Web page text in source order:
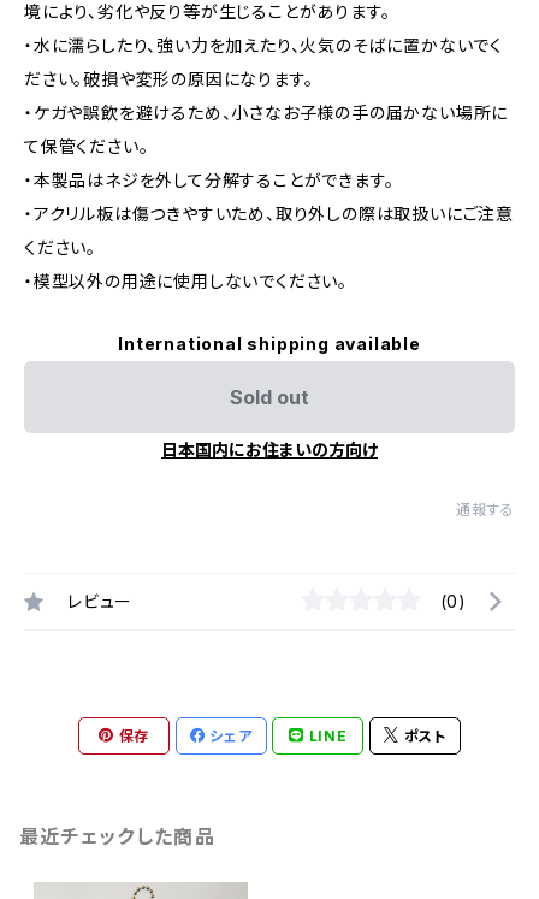
境により、劣化や反り等が生じることがあります。
・水に濡らしたり、強い力を加えたり、火気のそばに置かないでく
ださい。破損や変形の原因になります。
・ケガや誤飲を避けるため、小さなお子様の手の届かない場所に
て保管ください。
・本製品はネジを外して分解することができます。
・アクリル板は傷つきやすいため、取り外しの際は取扱いにご注意
ください。
・模型以外の用途に使用しないでください。
International shipping available
Sold out
日本国内にお住まいの方向け
通報する
レビュー (0)
保存 シェア LINE ポスト
最近チェックした商品